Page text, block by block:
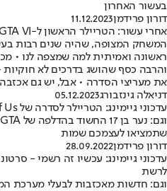
בעשור האחרון
דורון פרידמן11.12.2023
אחרי עשור: הטריילר הראשון ל-GTA VI הגיע
המשחק המצופה, שהיה שנים רבות
ראשונה ואמיתית למה שמצפה לנו •
והרבה כסף שהושג בדרכים לא
את מעריצי הסדרה • אבל, יש גם
דניאלה גינזבורג05.12.2023
עדכוני גיימינג: הטריילר לסדרה של The Last of Us שובר שיאים
שתמציאו לעצמכם שמות
דורון פרידמן28.09.2022
לרשת
וגם: חדשות מאכזבות לבעלי מערכת